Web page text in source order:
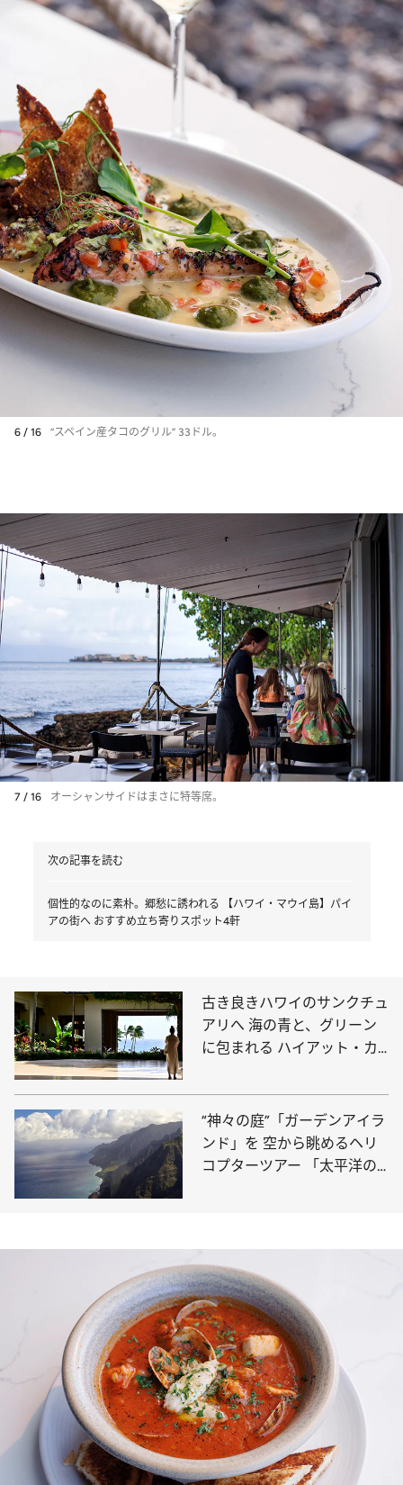
6 / 16 “スペイン産タコのグリル” 33ドル。
7 / 16 オーシャンサイドはまさに特等席。
次の記事を読む
個性的なのに素朴。郷愁に誘われる 【ハワイ・マウイ島】パイ
アの街へ おすすめ立ち寄りスポット4軒
古き良きハワイのサンクチュ
アリへ 海の青と、グリーン
に包まれる ハイアット・カ
“神々の庭”「ガーデンアイラ
ンド」を 空から眺めるヘリ
コプターツアー 「太平洋の